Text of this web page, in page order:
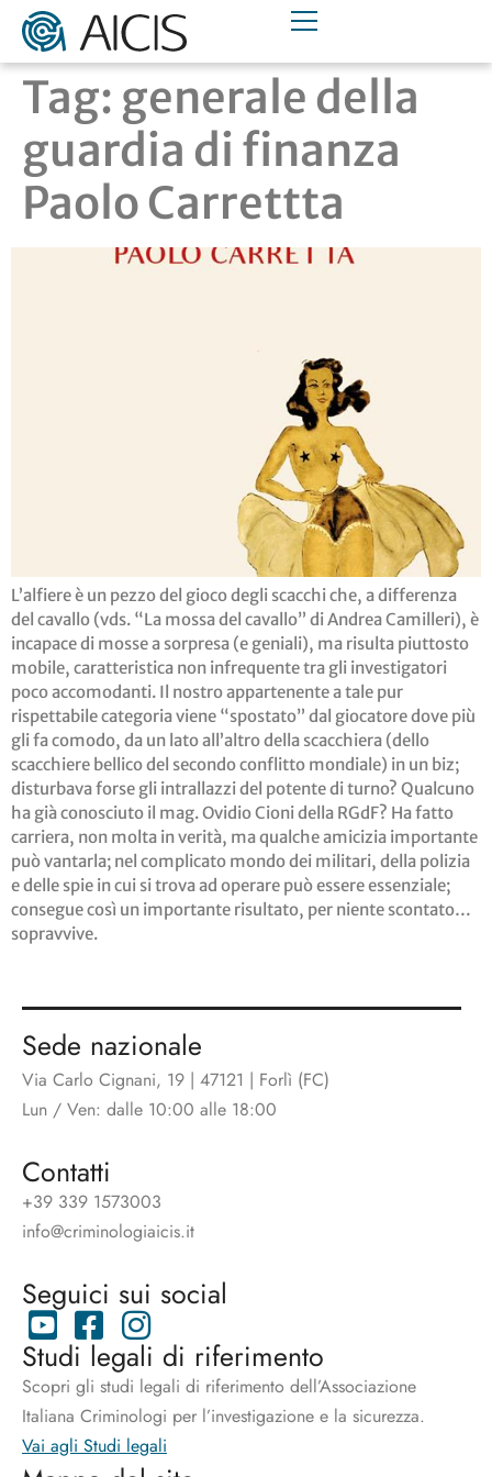
Tag: generale della
guardia di finanza
Paolo Carrettta
L’alfiere è un pezzo del gioco degli scacchi che, a differenza
del cavallo (vds. “La mossa del cavallo” di Andrea Camilleri), è
incapace di mosse a sorpresa (e geniali), ma risulta piuttosto
mobile, caratteristica non infrequente tra gli investigatori
poco accomodanti. Il nostro appartenente a tale pur
rispettabile categoria viene “spostato” dal giocatore dove più
gli fa comodo, da un lato all’altro della scacchiera (dello
scacchiere bellico del secondo conflitto mondiale) in un biz;
disturbava forse gli intrallazzi del potente di turno? Qualcuno
ha già conosciuto il mag. Ovidio Cioni della RGdF? Ha fatto
carriera, non molta in verità, ma qualche amicizia importante
può vantarla; nel complicato mondo dei militari, della polizia
e delle spie in cui si trova ad operare può essere essenziale;
consegue così un importante risultato, per niente scontato…
sopravvive.
Sede nazionale
Via Carlo Cignani, 19 | 47121 | Forlì (FC)
Lun / Ven: dalle 10:00 alle 18:00
Contatti
+39 339 1573003
info@criminologiaicis.it
Seguici sui social
Studi legali di riferimento
Scopri gli studi legali di riferimento dell’Associazione
Italiana Criminologi per l’investigazione e la sicurezza.
Vai agli Studi legali